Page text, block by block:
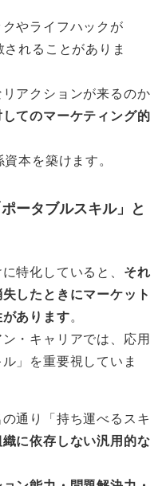
やライフハックが
れることがありま
アクションが来るのか
てのマーケティング的
本を築けます。
ータブルスキル」と
特化していると、 それ
したときにマーケット
あります。
・キャリアでは、応用
」を重要視していま
通り「持ち運べるスキ
に依存しない汎用的な